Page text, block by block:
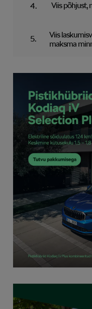
Viis põhjust,
Viis
maksma